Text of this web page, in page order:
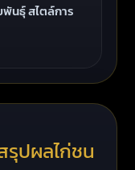
นธุ์ สไตล์การ
ปผลไก่ชน